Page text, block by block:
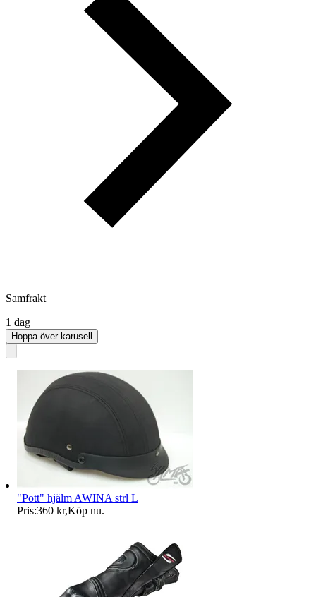
Samfrakt
1 dag
Hoppa över karusell
"Pott" hjälm AWINA strl L
Pris:360 kr,Köp nu.